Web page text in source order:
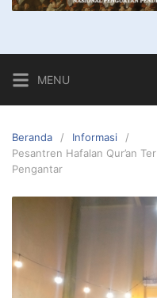
MENU
Beranda
Informasi
Pesantren Hafalan Qur’an
Pengantar